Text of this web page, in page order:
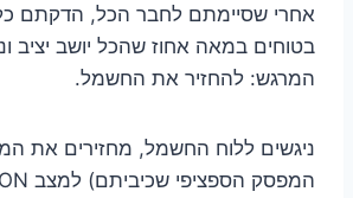
אחרי שסיימתם לחבר הכל, הדקתם
בטוחים במאה אחוז שהכל יושב יציב
המרגש: להחזיר את החשמל.
ניגשים ללוח החשמל, מחזירים את